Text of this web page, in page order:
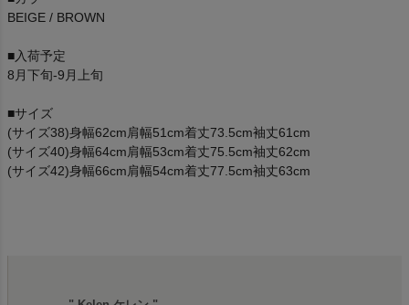
BEIGE / BROWN
■入荷予定
8月下旬-9月上旬
■サイズ
(サイズ38)身幅62cm肩幅51cm着丈73.5cm袖丈61cm
(サイズ40)身幅64cm肩幅53cm着丈75.5cm袖丈62cm
(サイズ42)身幅66cm肩幅54cm着丈77.5cm袖丈63cm